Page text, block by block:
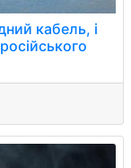
кабель, і